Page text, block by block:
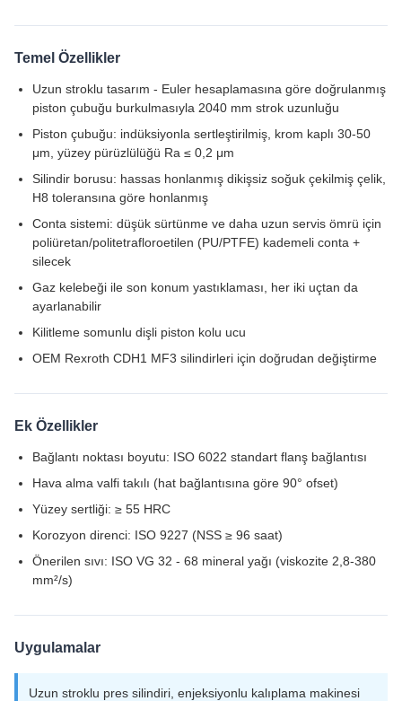
Temel Özellikler
Uzun stroklu tasarım - Euler hesaplamasına göre doğrulanmış
piston çubuğu burkulmasıyla 2040 mm strok uzunluğu
Piston çubuğu: indüksiyonla sertleştirilmiş, krom kaplı 30-50
μm, yüzey pürüzlülüğü Ra ≤ 0,2 μm
Silindir borusu: hassas honlanmış dikişsiz soğuk çekilmiş çelik,
H8 toleransına göre honlanmış
Conta sistemi: düşük sürtünme ve daha uzun servis ömrü için
poliüretan/politetrafloroetilen (PU/PTFE) kademeli conta +
silecek
Gaz kelebeği ile son konum yastıklaması, her iki uçtan da
ayarlanabilir
Kilitleme somunlu dişli piston kolu ucu
OEM Rexroth CDH1 MF3 silindirleri için doğrudan değiştirme
Ek Özellikler
Bağlantı noktası boyutu: ISO 6022 standart flanş bağlantısı
Hava alma valfi takılı (hat bağlantısına göre 90° ofset)
Yüzey sertliği: ≥ 55 HRC
Korozyon direnci: ISO 9227 (NSS ≥ 96 saat)
Önerilen sıvı: ISO VG 32 - 68 mineral yağı (viskozite 2,8-380
mm²/s)
Uygulamalar
Uzun stroklu pres silindiri, enjeksiyonlu kalıplama makinesi